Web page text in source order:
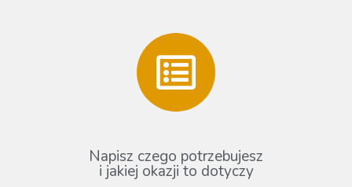
Napisz czego potrzebujesz
i jakiej okazji to dotyczy